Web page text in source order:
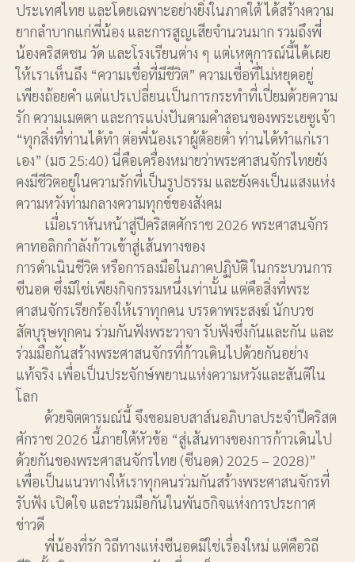
ประเทศไทย และโดยเฉพาะอย่างยิ่งในภาคใต้ ได้สร้างความ
ยากลำบากแก่พี่น้อง และการสูญเสียจำนวนมาก รวมถึงพี่
น้องคริสตชน วัด และโรงเรียนต่าง ๆ แต่เหตุการณ์นี้ได้เผย
ให้เราเห็นถึง “ความเชื่อที่มีชีวิต” ความเชื่อที่ไม่หยุดอยู่
เพียงถ้อยคำ แต่แปรเปลี่ยนเป็นการกระทำที่เปี่ยมด้วยความ
รัก ความเมตตา และการแบ่งปันตามคำสอนของพระเยซูเจ้า
“ทุกสิ่งที่ท่านได้ทำ ต่อพี่น้องเราผู้ต้อยต่ำ ท่านได้ทำแก่เรา
เอง” (มธ 25:40) นี่คือเครื่องหมายว่าพระศาสนจักรไทยยัง
คงมีชีวิตอยู่ในความรักที่เป็นรูปธรรม และยังคงเป็นแสงแห่ง
ความหวังท่ามกลางความทุกข์ของสังคม
เมื่อเราหันหน้าสู่ปีคริสตศักราช 2026 พระศาสนจักร
คาทอลิกกำลังก้าวเข้าสู่เส้นทางของ
การดำเนินชีวิต หรือการลงมือในภาคปฏิบัติ ในกระบวนการ
ซีนอด ซึ่งมิใช่เพียงกิจกรรมหนึ่งเท่านั้น แต่คือสิ่งที่พระ
ศาสนจักรเรียกร้องให้เราทุกคน บรรดาพระสงฆ์ นักบวช
สัตบุรุษทุกคน ร่วมกันฟังพระวาจา รับฟังซึ่งกันและกัน และ
ร่วมมือกันสร้างพระศาสนจักรที่ก้าวเดินไปด้วยกันอย่าง
แท้จริง เพื่อเป็นประจักษ์พยานแห่งความหวังและสันติใน
โลก
ด้วยจิตตารมณ์นี้ จึงขอมอบสาส์นอภิบาลประจำปีคริสต
ศักราช 2026 นี้ภายใต้หัวข้อ “สู่เส้นทางของการก้าวเดินไป
ด้วยกันของพระศาสนจักรไทย (ซีนอด) 2025 – 2028)”
เพื่อเป็นแนวทางให้เราทุกคนร่วมกันสร้างพระศาสนจักรที่
รับฟัง เปิดใจ และร่วมมือกันในพันธกิจแห่งการประกาศ
ข่าวดี
พี่น้องที่รัก วิถีทางแห่งซีนอดมิใช่เรื่องใหม่ แต่คือวิถี